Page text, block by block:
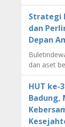
Strategi
dan
Depan
dan aset
HUT ke-
Badung,